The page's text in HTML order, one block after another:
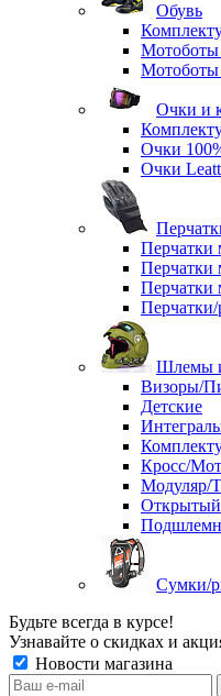
Обувь
Мотоботы
Очки и
Очки
Очки Leatt
Перчатки
Перчатки
Перчатки
Шлемы
Визоры/
Детские
Кросс/
Модуляр/
Открытый
Сумки/
Будьте всегда в курсе!
Узнавайте о скидках и
Новости магазина